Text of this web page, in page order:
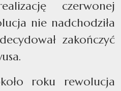
czerwonej
nie nadchodziła
zakończyć
roku rewolucja